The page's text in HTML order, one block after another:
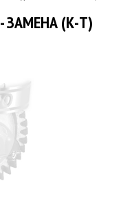
ЗАМЕНА (К-Т)